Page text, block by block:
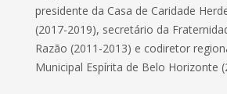
presidente da Casa de Caridade
(2017-2019), secretário da
Razão (2011-2013) e codiretor
Municipal Espírita de Belo Horizonte